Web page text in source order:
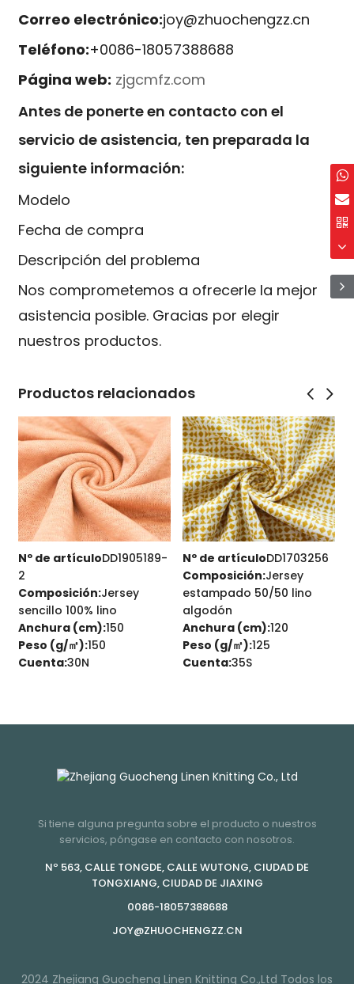
Correo electrónico:joy@zhuochengzz.cn
Teléfono:+0086-18057388688
Página web: zjgcmfz.com
Antes de ponerte en contacto con el
servicio de asistencia, ten preparada la
siguiente información:
Modelo
Fecha de compra
Descripción del problema
Nos comprometemos a ofrecerle la mejor
asistencia posible. Gracias por elegir
nuestros productos.
Productos relacionados
Nº de artículoDD1905189-
2
Composición:Jersey
sencillo 100% lino
Anchura (cm):150
Peso (g/㎡):150
Cuenta:30N
Nº de artículoDD1703256
Composición:Jersey
estampado 50/50 lino
algodón
Anchura (cm):120
Peso (g/㎡):125
Cuenta:35S
Si tiene alguna pregunta sobre el producto o nuestros
servicios, póngase en contacto con nosotros.
Nº 563, CALLE TONGDE, CALLE WUTONG, CIUDAD DE
TONGXIANG, CIUDAD DE JIAXING
0086-18057388688
JOY@ZHUOCHENGZZ.CN
2024 Zhejiang Guocheng Linen Knitting Co.,Ltd Todos los